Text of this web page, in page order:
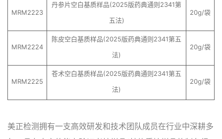
MRM2223
丹参片空白基质样品(2025版药典通则2341第
五法)
20g/袋
MRM2224
陈皮空白基质样品(2025版药典通则2341第五
法)
20g/袋
MRM2225
苍术空白基质样品(2025版药典通则2341第五
法)
20g/袋
美正检测拥有一支高效研发和技术团队成员在行业中深耕多